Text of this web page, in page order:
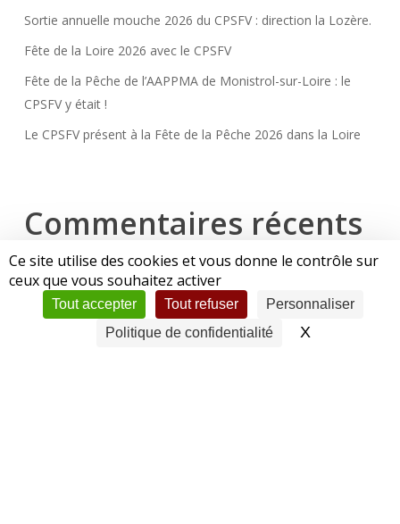
Ce site utilise des cookies et vous donne le contrôle sur
ceux que vous souhaitez activer
Tout accepter Tout refuser
Personnaliser
Politique de confidentialité
XMasquer le
Sortie annuelle mouche 2026 du CPSFV : direction la Lozère.
Fête de la Loire 2026 avec le CPSFV
Fête de la Pêche de l’AAPPMA de Monistrol-sur-Loire : le
CPSFV y était !
Le CPSFV présent à la Fête de la Pêche 2026 dans la Loire
Commentaires récents
Aucun commentaire à afficher.